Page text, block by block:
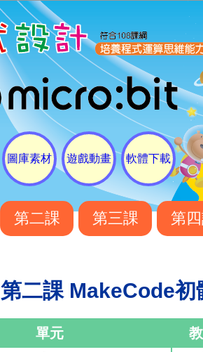
圖庫素材 遊戲動畫 軟體下載
第二課 第三課 第
第二課 MakeCode初
單元